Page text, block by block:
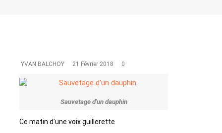
YVAN BALCHOY 21 Février 2018 0
Sauvetage d'un dauphin
Ce matin d’une voix guillerette